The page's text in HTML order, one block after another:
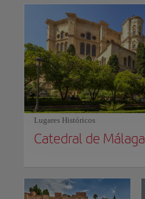
Lugares Históricos
Catedral de Málaga